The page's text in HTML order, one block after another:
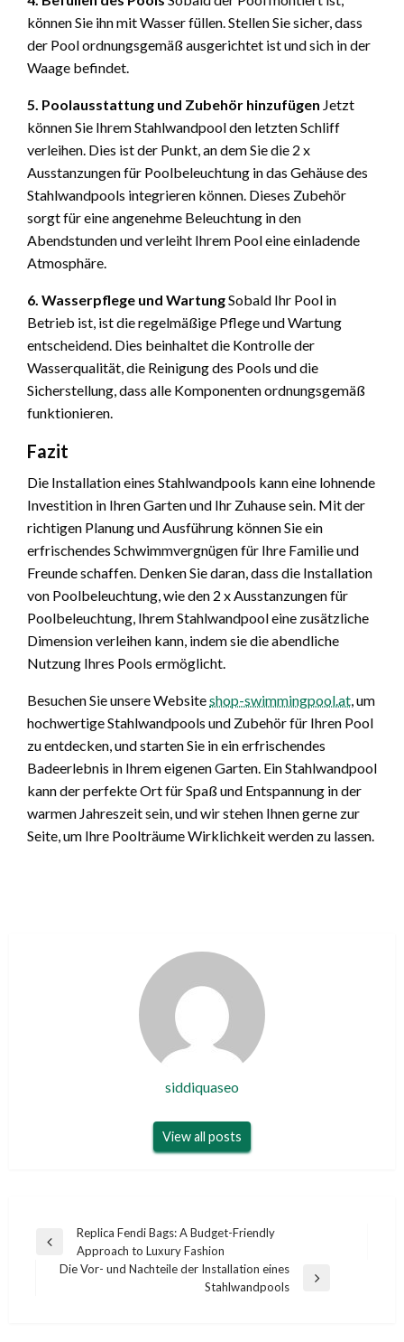
können Sie ihn mit Wasser füllen. Stellen Sie sicher, dass
der Pool ordnungsgemäß ausgerichtet ist und sich in der
Waage befindet.
5. Poolausstattung und Zubehör hinzufügen Jetzt
können Sie Ihrem Stahlwandpool den letzten Schliff
verleihen. Dies ist der Punkt, an dem Sie die 2 x
Ausstanzungen für Poolbeleuchtung in das Gehäuse des
Stahlwandpools integrieren können. Dieses Zubehör
sorgt für eine angenehme Beleuchtung in den
Abendstunden und verleiht Ihrem Pool eine einladende
Atmosphäre.
6. Wasserpflege und WartungSobald Ihr Pool in
Betrieb ist, ist die regelmäßige Pflege und Wartung
entscheidend. Dies beinhaltet die Kontrolle der
Wasserqualität, die Reinigung des Pools und die
Sicherstellung, dass alle Komponenten ordnungsgemäß
funktionieren.
Fazit
Die Installation eines Stahlwandpools kann eine lohnende
Investition in Ihren Garten und Ihr Zuhause sein. Mit der
richtigen Planung und Ausführung können Sie ein
erfrischendes Schwimmvergnügen für Ihre Familie und
Freunde schaffen. Denken Sie daran, dass die Installation
von Poolbeleuchtung, wie den 2 x Ausstanzungen für
Poolbeleuchtung, Ihrem Stahlwandpool eine zusätzliche
Dimension verleihen kann, indem sie die abendliche
Nutzung Ihres Pools ermöglicht.
Besuchen Sie unsere Websiteshop-swimmingpool.at , um
hochwertige Stahlwandpools und Zubehör für Ihren Pool
zu entdecken, und starten Sie in ein erfrischendes
Badeerlebnis in Ihrem eigenen Garten. Ein Stahlwandpool
kann der perfekte Ort für Spaß und Entspannung in der
warmen Jahreszeit sein, und wir stehen Ihnen gerne zur
Seite, um Ihre Poolträume Wirklichkeit werden zu lassen.
siddiquaseo
View all posts
Post
navigation
Previous
Replica Fendi Bags: A Budget-Friendly
Approach to Luxury Fashion
Die Vor- und Nachteile der Installation eines
Stahlwandpools